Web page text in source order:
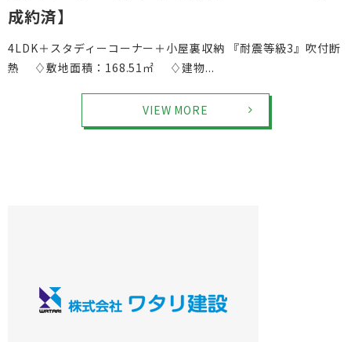
成約済】
4LDK＋スタディーコーナー＋小屋裏収納 『耐震等級3』吹付断
熱 ♢敷地面積：168.51㎡ ♢建物...
VIEW MORE